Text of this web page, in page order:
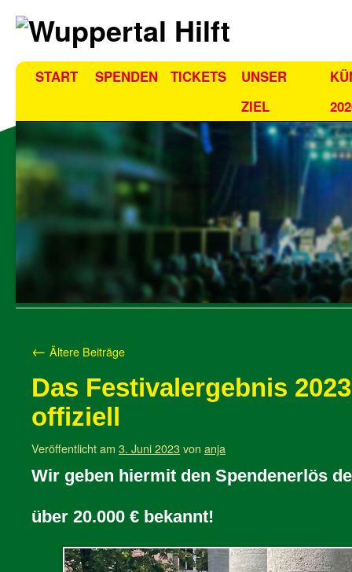
START SPENDEN TICKETS
UNSER
ZIEL
← Ältere Beiträge
Das Festivalergebnis
offiziell
Veröffentlicht am 3. Juni 2023von anja
Wir geben hiermit den Spendenerlös
über 20.000 € bekannt!